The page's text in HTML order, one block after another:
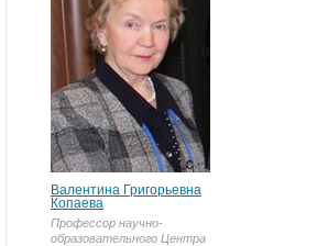
Валентина Григорьевна
Копаева
Профессор научно-
образовательного Центра